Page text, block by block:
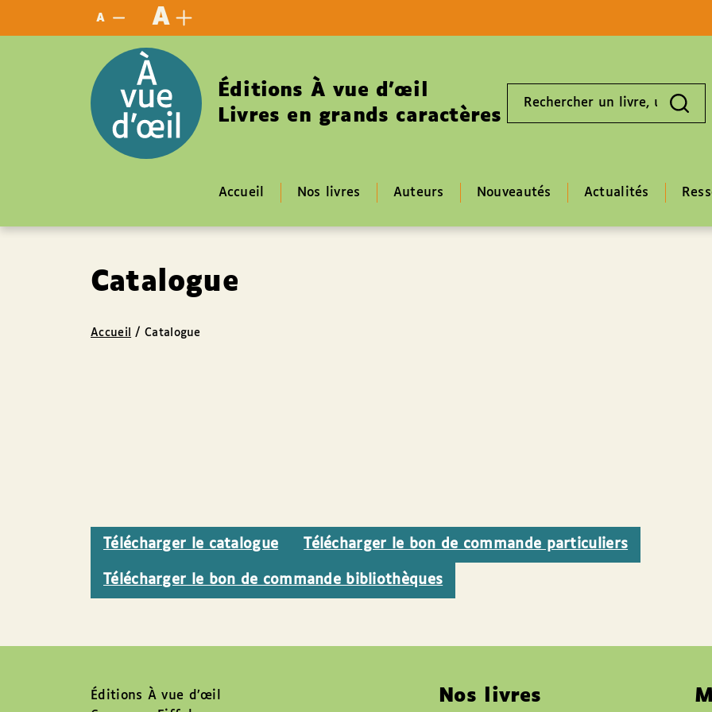
A A
Éditions À vue d’œil
Livres en grands caractères livre,
Accueil Nos livres Auteurs Nouveautés Actualités
Catalogue
Accueil /Catalogue
Télécharger le catalogue Télécharger le bon de commande particuliers
Télécharger le bon de commande bibliothèques
Éditions À vue d’œil
Nos livres
Panneau de gestion des cookies